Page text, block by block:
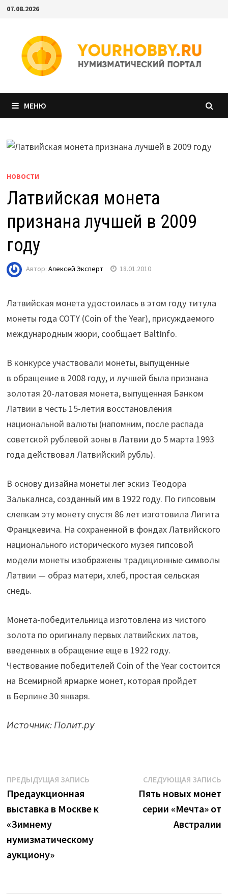
Перейти
содержимому
07.08.2026
МЕНЮ
НОВОСТИ
Латвийская монета
признана лучшей в 2009
году
Автор: Алексей Эксперт 18.01.2010
Латвийская монета удостоилась в этом году титула
монеты года COTY (Coin of the Year), присуждаемого
международным жюри, сообщает BaltInfo.
В конкурсе участвовали монеты, выпущенные
в обращение в 2008 году, и лучшей была признана
золотая 20-латовая монета, выпущенная Банком
Латвии в честь 15-летия восстановления
национальной валюты (напомним, после распада
советской рублевой зоны в Латвии до 5 марта 1993
года действовал Латвийский рубль).
В основу дизайна монеты лег эскиз Теодора
Залькалнса, созданный им в 1922 году. По гипсовым
слепкам эту монету спустя 86 лет изготовила Лигита
Францкевича. На сохраненной в фондах Латвийского
национального исторического музея гипсовой
модели монеты изображены традиционные символы
Латвии — образ матери, хлеб, простая сельская
снедь.
Монета-победительница изготовлена из чистого
золота по оригиналу первых латвийских латов,
введенных в обращение еще в 1922 году.
Чествование победителей Coin of the Year состоится
на Всемирной ярмарке монет, которая пройдет
в Берлине 30 января.
Источник:Полит.ру
Навигация
по
записям
ПРЕДЫДУЩАЯ ЗАПИСЬПредыдущая
Предаукционная
выставка в Москве к
«Зимнему
нумизматическому
аукциону»
СЛЕДУЮЩАЯ ЗАПИСЬ
Пять новых монет
серии «Мечта» от
Австралии